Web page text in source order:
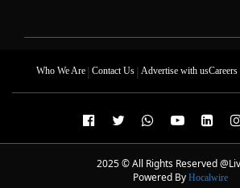
Who We Are| Contact Us| Advertise with usCareers|
2025 © All Rights Reserved
Powered By Hocalwire